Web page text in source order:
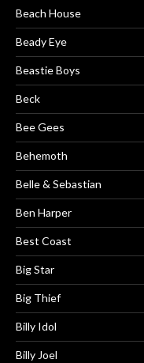
Beach House
Beady Eye
Beastie Boys
Beck
Bee Gees
Behemoth
Belle & Sebastian
Ben Harper
Best Coast
Big Star
Big Thief
Billy Idol
Billy Joel